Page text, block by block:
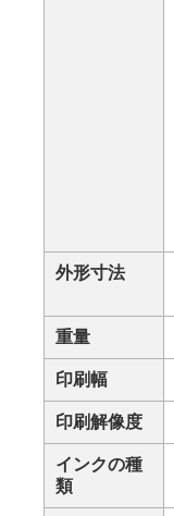
外形寸法
重量
印刷幅
印刷解像度
インクの種
類